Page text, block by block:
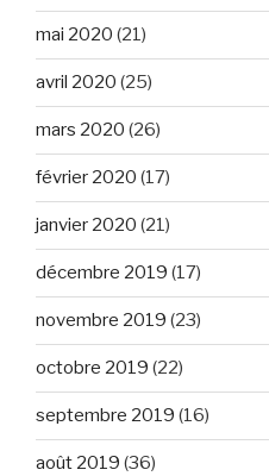
mai 2020 (21)
avril 2020 (25)
mars 2020 (26)
février 2020 (17)
janvier 2020 (21)
décembre 2019 (17)
novembre 2019 (23)
octobre 2019 (22)
septembre 2019 (16)
août 2019 (36)